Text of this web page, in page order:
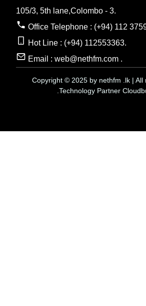
105/3, 5th lane,Colombo - 3.
Office Telephone : (+94) 112
Hot Line : (+94) 112553363.
Email : web@nethfm.com .
Copyright © 2025 by nethfm .lk | All
.Technology Partner